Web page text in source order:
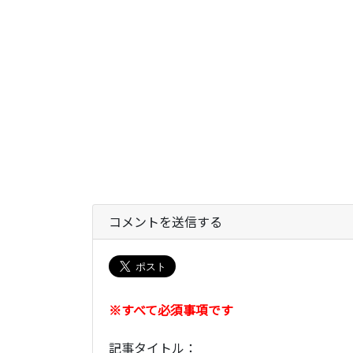
コメントを送信する
※すべて必須事項です
記事タイトル：